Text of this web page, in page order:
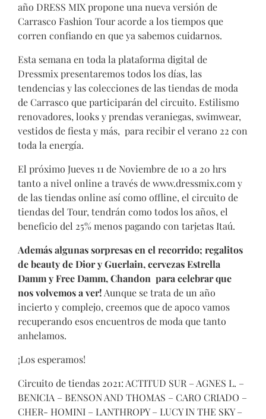
año DRESS MIX propone una nueva versión de
Carrasco Fashion Tour acorde a los tiempos que
corren confiando en que ya sabemos cuidarnos.
Esta semana en toda la plataforma digital de
Dressmix presentaremos todos los días, las
tendencias y las colecciones de las tiendas de moda
de Carrasco que participarán del circuito. Estilismo
renovadores, looks y prendas veraniegas, swimwear,
vestidos de fiesta y más, para recibir el verano 22 con
toda la energía.
El próximo Jueves 11 de Noviembre de 10 a 20 hrs
tanto a nivel online a través dewww.dressmix.com y
de las tiendas online así como offline, el circuito de
tiendas del Tour, tendrán como todos los años, el
beneficio del 25% menos pagando con tarjetas Itaú.
Además algunas sorpresas en el recorrido; regalitos
de beauty de Dior y Guerlain, cervezas Estrella
Damm y Free Damm, Chandon para celebrar que
nos volvemos a ver! Aunque se trata de un año
incierto y complejo, creemos que de apoco vamos
recuperando esos encuentros de moda que tanto
anhelamos.
¡Los esperamos!
Circuito de tiendas 2021: ACTITUD SUR – AGNES L. –
BENICIA – BENSON AND THOMAS – CARO CRIADO –
CHER- HOMINI – LANTHROPY – LUCY IN THE SKY –